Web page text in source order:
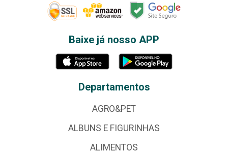
Baixe já nosso APP
Departamentos
AGRO&PET
ALBUNS E FIGURINHAS
ALIMENTOS